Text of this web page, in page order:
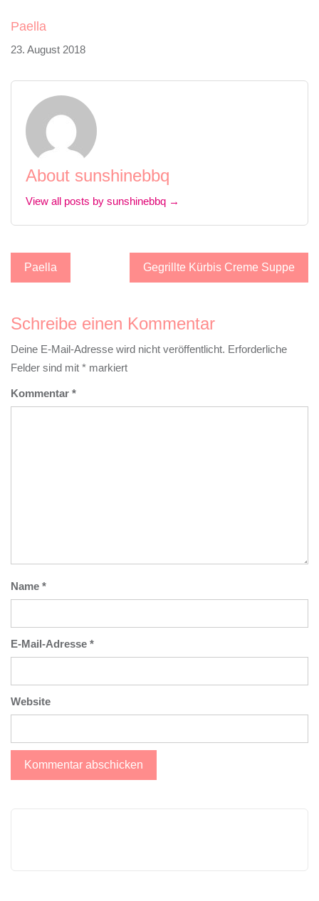
Paella
23. August 2018
About sunshinebbq
View all posts by sunshinebbq →
Beitragsnavigation
Paella Gegrillte Kürbis Creme Suppe
Schreibe einen Kommentar
Deine E-Mail-Adresse wird nicht veröffentlicht. Erforderliche
Felder sind mit * markiert
Kommentar *
Name *
E-Mail-Adresse *
Website